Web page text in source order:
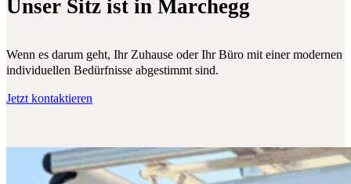
Unser Sitz ist in Marchegg
Wenn es darum geht, Ihr Zuhause oder Ihr Büro mit einer
individuellen Bedürfnisse abgestimmt sind.
Jetzt kontaktieren